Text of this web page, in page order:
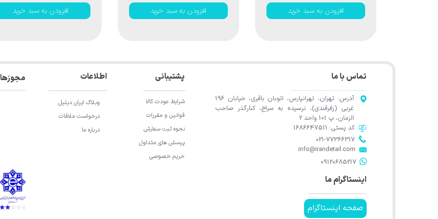
افزودن به سبد خرید افزودن به سبد خرید افزودن به سبد خرید
تماس با ما
آدرس: تهران، تهرانپارس، اتوبان باقری، خیابان 196
غربی (زفرقندی)، نرسیده به سراج، کنارگذر صاحب
الزمان، پ 101 واحد 2
​​​​​​​info@irandetail.com
021-77366317​​​​​​​​​​​​​​​​​​​​​
​​​​​​​09120685217​​​​​​​
کد پستی: 1686647511
اینستاگرام ما
صفحه اینستاگرام
اطلاعات
وبلاگ ایران دیتیل
درخواست ملاقات
درباره ما
پشتیبانی
شرایط عودت کالا
قوانین و مقررات
نحوه ثبت سفارش
پرسش های متداول
حریم خصوصی
مجوزها